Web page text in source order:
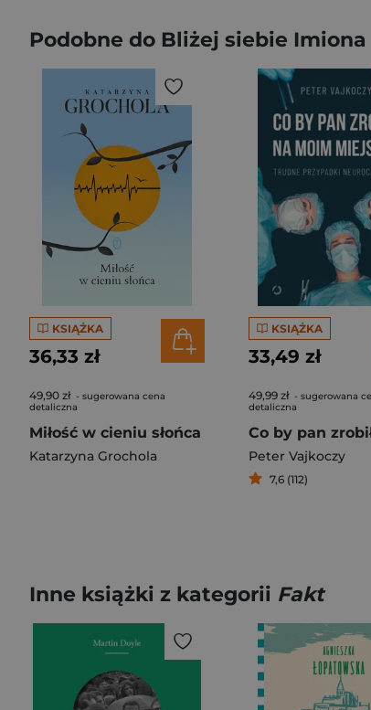
Podobne do Bliżej siebie
KSIĄŻKA
36,33 zł
49,90 zł - sugerowana cena
detaliczna
Miłość w cieniu słońca
Katarzyna Grochola
KSIĄŻKA
33,49 zł
49,99 zł - sugerowana
detaliczna
Peter Vajkoczy
7,6 (112)
Inne książki z kategorii Fakt